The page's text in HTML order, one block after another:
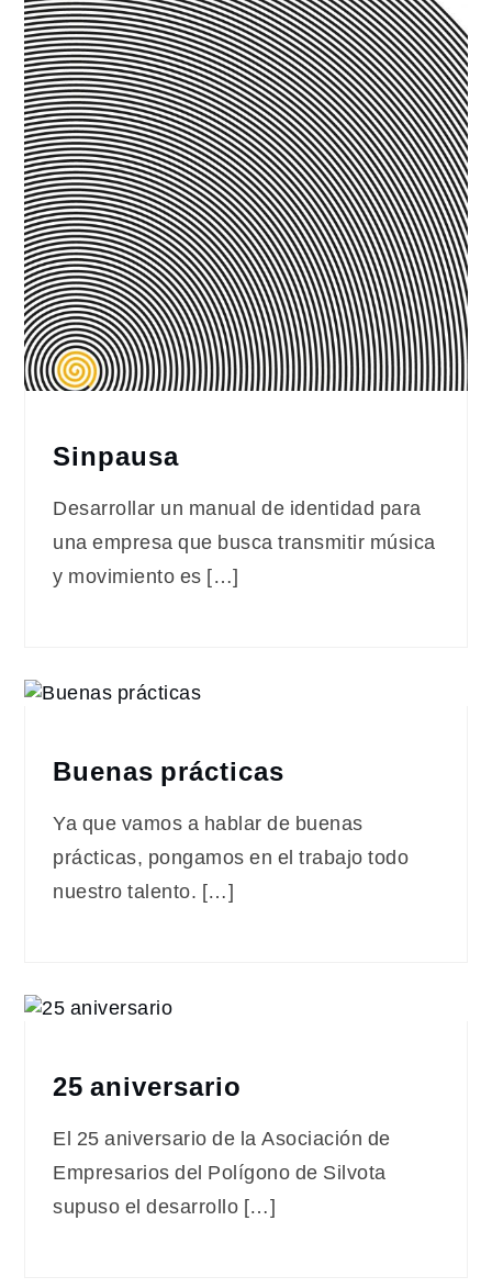
Sinpausa
Desarrollar un manual de identidad para
una empresa que busca transmitir música
y movimiento es […]
Buenas prácticas
Ya que vamos a hablar de buenas
prácticas, pongamos en el trabajo todo
nuestro talento. […]
25 aniversario
El 25 aniversario de la Asociación de
Empresarios del Polígono de Silvota
supuso el desarrollo […]